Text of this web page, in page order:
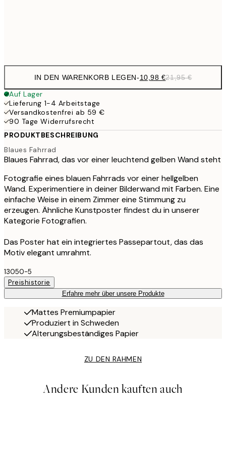
IN DEN WARENKORB LEGEN-10,98 €21,95 €
Auf Lager
Lieferung 1-4 Arbeitstage
Versandkostenfrei ab 59 €
90 Tage Widerrufsrecht
PRODUKTBESCHREIBUNG
Blaues Fahrrad
Blaues Fahrrad, das vor einer leuchtend gelben Wand steht
Fotografie eines blauen Fahrrads vor einer hellgelben
Wand. Experimentiere in deiner Bilderwand mit Farben. Eine
einfache Weise in einem Zimmer eine Stimmung zu
erzeugen. Ähnliche Kunstposter findest du in unserer
Kategorie Fotografien.
Das Poster hat ein integriertes Passepartout, das das
Motiv elegant umrahmt.
13050-5
Preishistorie
Erfahre mehr über unsere Produkte
Mattes Premiumpapier
Produziert in Schweden
Alterungsbeständiges Papier
ZU DEN RAHMEN
Andere Kunden kauften auch